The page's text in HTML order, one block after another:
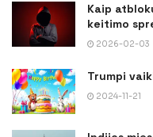
Kaip
keitimo
2026-02-03
Trumpi
2024-11-21